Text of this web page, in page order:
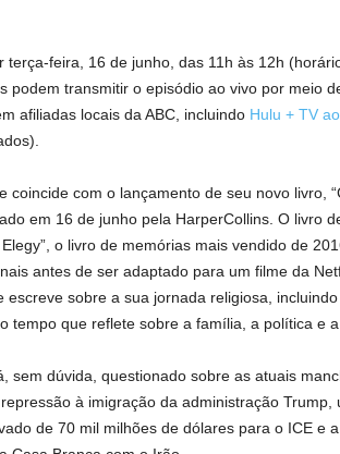
terça-feira, 16 de junho, das 11h às 12h
podem transmitir o episódio ao vivo por meio
afiliadas locais da ABC, incluindo Hulu + TV
coincide com o lançamento de seu novo livro,
em 16 de junho pela HarperCollins. O livro
o livro de memórias mais vendido de
antes de ser adaptado para um filme da
escreve sobre a sua jornada religiosa,
tempo que reflete sobre a família, a política e a
sem dúvida, questionado sobre as atuais
à imigração da administração Trump,
de 70 mil milhões de dólares para o ICE e